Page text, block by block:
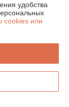
удобства
cookies или